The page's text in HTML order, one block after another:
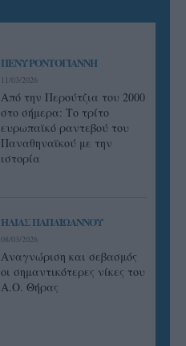
ΠΕΝΥ ΡΟΝΤΟΓΙΑΝΝΗ
11/03/2026
Από την Περούτζια του 2000
στο σήμερα: Tο τρίτο
ευρωπαϊκό ραντεβού του
Παναθηναϊκού με την
ιστορία
ΗΛΙΑΣ ΠΑΠΑΪΩΑΝΝΟΥ
08/03/2026
Αναγνώριση και σεβασμός
οι σημαντικότερες νίκες του
Α.Ο. Θήρας